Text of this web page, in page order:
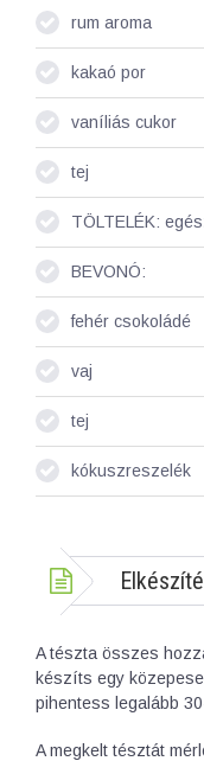
rum aroma
kakaó por
vaníliás cukor
tej
TÖLTELÉK:
BEVONÓ:
fehér csokoládé
vaj
tej
kókuszreszelék
A tészta összes
készíts egy
pihentess legalább
A megkelt tésztát